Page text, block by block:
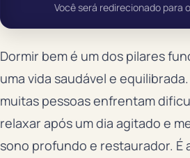
Você será redirecionado para
Dormir bem é um dos pilares
uma vida saudável e
muitas pessoas enfrentam
relaxar após um dia agitado e
sono profundo e restaurador. É